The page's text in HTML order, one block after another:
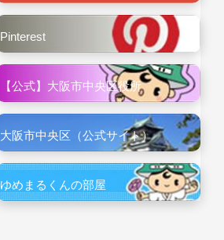
Pinterest
【公式】大阪市中央区役所
大阪市中央区（公式サイト）
ゆめまるくんの部屋